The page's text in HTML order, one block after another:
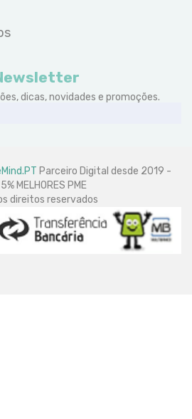
dicas, novidades e promoções.
Parceiro Digital desde 2019 -
MELHORES PME
direitos reservados